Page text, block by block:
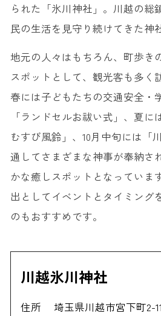
られた「氷川神社」。川越の総
民の生活を見守り続けてきた神
地元の人々はもちろん、町歩き
スポットとして、観光客も多く
春には子どもたちの交通安全・
「ランドセルお祓い式」、夏
むすび風鈴」、10月中旬には「
通してさまざまな神事が奉納さ
かな癒しスポットとなっていま
出としてイベントとタイミング
のもおすすめです。
川越氷川神社
住所 埼玉県川越市宮下町2-